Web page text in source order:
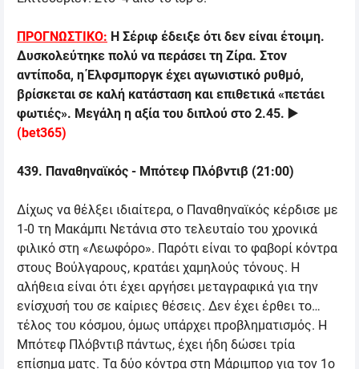
ΠΡΟΓΝΩΣΤΙΚΟ: Η Σέριφ έδειξε ότι δεν είναι έτοιμη.
Δυσκολεύτηκε πολύ να περάσει τη Ζίρα. Στον
αντίποδα, η Έλφσμποργκ έχει αγωνιστικό ρυθμό,
βρίσκεται σε καλή κατάσταση και επιθετικά «πετάει
φωτιές». Μεγάλη η αξία του διπλού στο 2.45. ▶️
(bet365)
439. Παναθηναϊκός - Μπότεφ Πλόβντιβ (21:00)
Δίχως να θέλξει ιδιαίτερα, ο Παναθηναϊκός κέρδισε με
1-0 τη Μακάμπι Νετάνια στο τελευταίο του χρονικά
φιλικό στη «Λεωφόρο». Παρότι είναι το φαβορί κόντρα
στους Βούλγαρους, κρατάει χαμηλούς τόνους. Η
αλήθεια είναι ότι έχει αργήσει μεταγραφικά για την
ενίσχυσή του σε καίριες θέσεις. Δεν έχει έρθει το…
τέλος του κόσμου, όμως υπάρχει προβληματισμός. Η
Μπότεφ Πλόβντιβ πάντως, έχει ήδη δώσει τρία
επίσημα ματς. Τα δύο κόντρα στη Μάριμπορ για τον 1ο